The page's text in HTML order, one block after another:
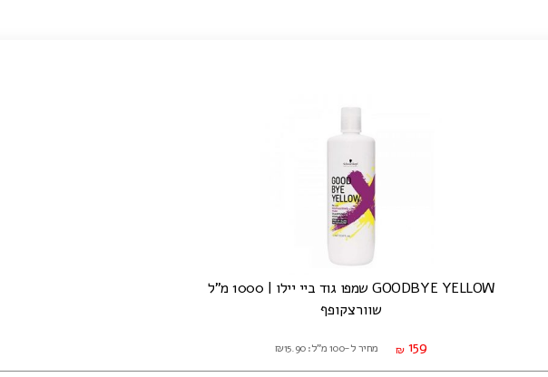
GOODBYE YELLOW שמפו גוד ביי יילו | 1000 מ"ל
שוורצקופף
₪ 159 מחיר ל-100 מ"ל: ₪15.90